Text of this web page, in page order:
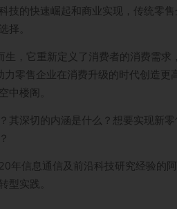
技的快速崛起和商业实现，传统零
择。
生，它重新定义了消费者的消费需
力零售企业在消费升级的时代创造
中楼阁。
其深切的内涵是什么？想要实现新
年信息通信及前沿科技研究经验的
型实践。